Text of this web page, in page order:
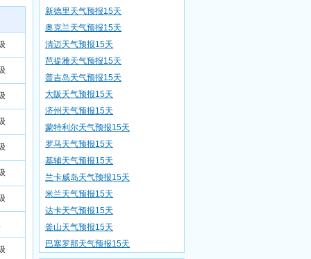
新德里天气预报15天
奥克兰天气预报15天
清迈天气预报15天
芭提雅天气预报15天
普吉岛天气预报15天
大阪天气预报15天
济州天气预报15天
蒙特利尔天气预报15天
罗马天气预报15天
基辅天气预报15天
兰卡威岛天气预报15天
米兰天气预报15天
达卡天气预报15天
釜山天气预报15天
巴塞罗那天气预报15天